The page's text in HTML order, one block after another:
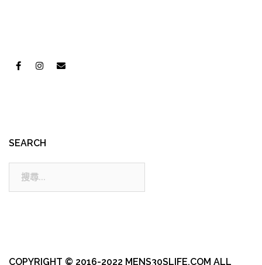
SEARCH
COPYRIGHT © 2016-2022 MENS30SLIFE.COM ALL